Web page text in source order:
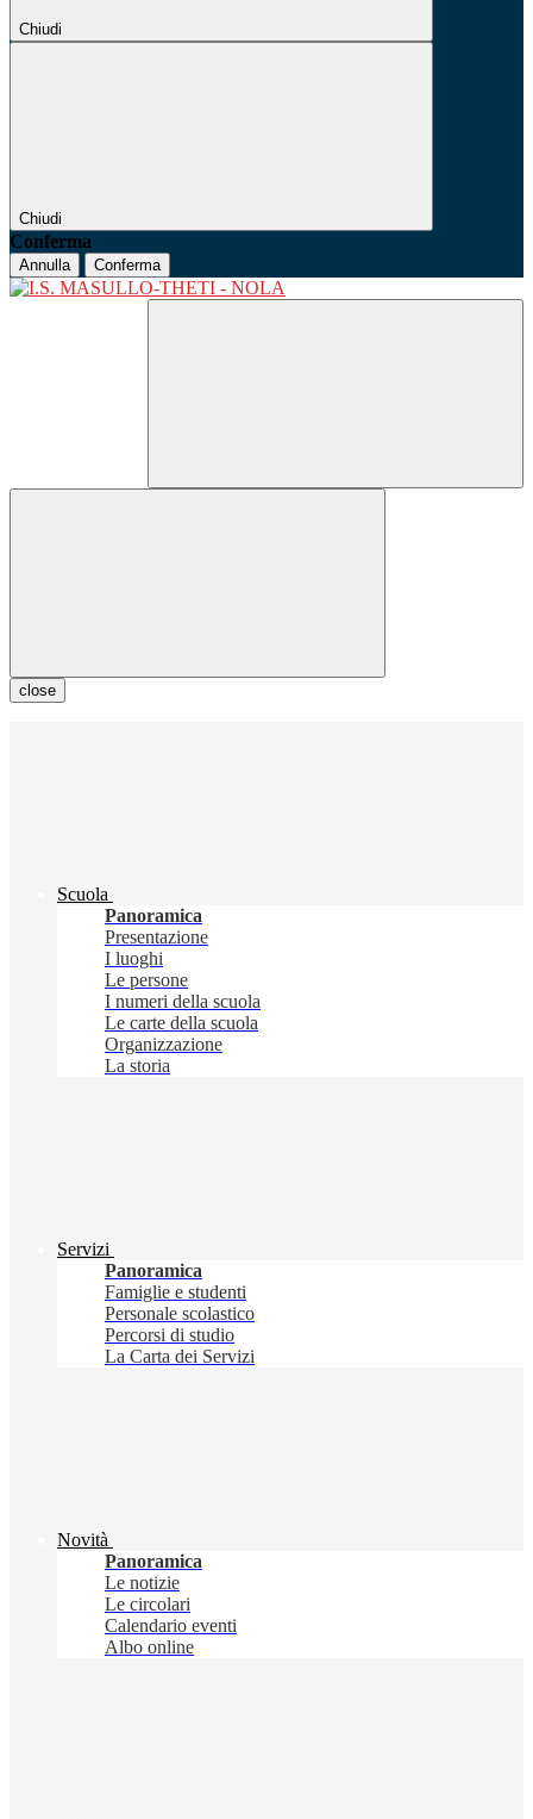
Chiudi
Chiudi
Conferma
Annulla Conferma
close
Scuola
Panoramica
Presentazione
I luoghi
Le persone
I numeri della scuola
Le carte della scuola
Organizzazione
La storia
Servizi
Panoramica
Famiglie e studenti
Personale scolastico
Percorsi di studio
La Carta dei Servizi
Novità
Panoramica
Le notizie
Le circolari
Calendario eventi
Albo online